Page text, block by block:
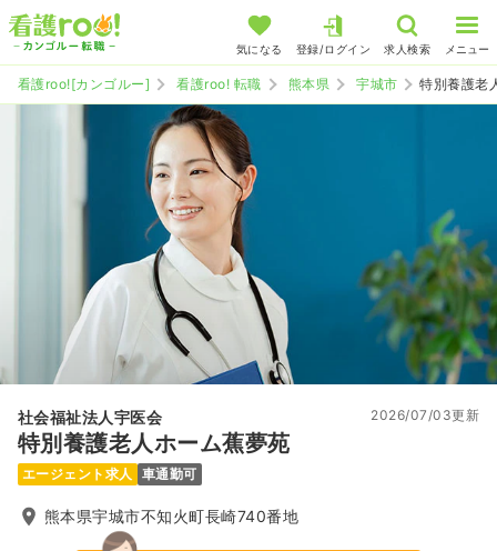
気になる 登録/ログイン 求人検索 メニュー
看護roo![カンゴルー] 看護roo! 転職 熊本県 宇城市 特別養護老
社会福祉法人宇医会
特別養護老人ホーム蕉夢苑
2026/07/03更新
エージェント求人 車通勤可
熊本県宇城市不知火町長崎740番地